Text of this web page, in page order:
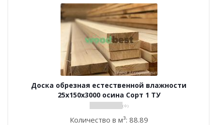
Доска обрезная естественной влажности
25х150х3000 осина Сорт 1 ТУ
( 0 )
Количество в м³: 88.89